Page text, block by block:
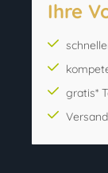
Ihre
gratis*